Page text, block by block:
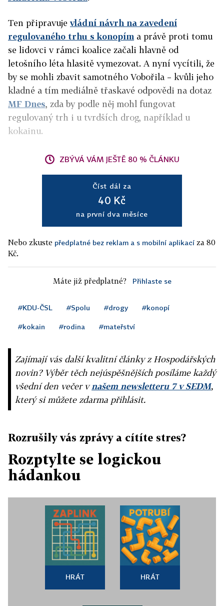
Ten připravujevládní návrh na zavedení
regulovaného trhu s konopím a právě proti tomu
se lidovci v rámci koalice začali hlavně od
letošního léta hlasitě vymezovat. A nyní vycítili, že
by se mohli zbavit samotného Vobořila – kvůli jeho
kladné a tím mediálně třaskavé odpovědi na dotaz
MF Dnes, zda by podle něj mohl fungovat
regulovaný trh i u tvrdších drog, například u
kokainu.
ZBÝVÁ VÁM JEŠTĚ 80 % ČLÁNKU
Číst dál za
40 Kč
na první dva měsíce
Nebo zkuste předplatné bez reklam a s mobilní aplikací za 80
Kč.
Máte již předplatné? Přihlaste se
#KDU-ČSL #Spolu #drogy #konopí
#kokain #rodina #mateřství
Zajímají vás další kvalitní články z Hospodářských
novin? Výběr těch nejúspěšnějších posíláme každý
všední den večer vnašem newsletteru 7 v SEDM,
který si můžete zdarma přihlásit.
Rozrušily vás zprávy a cítíte stres?
Rozptylte se logickou
hádankou
HRÁT HRÁT